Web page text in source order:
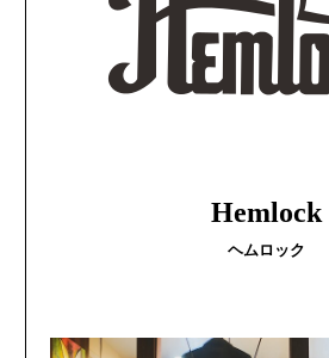
Hemlock
ヘムロック